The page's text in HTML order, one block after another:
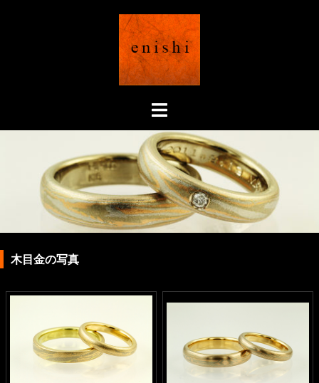
ト
ル
メ
ニ
ュ
ー
木目金の写真